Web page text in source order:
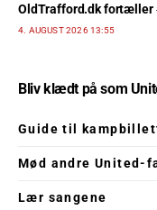
OldTrafford.dk fortæller
4. AUGUST 2026 13:55
Bliv klædt på som
Guide til
Mød andre United-
Lær sangene